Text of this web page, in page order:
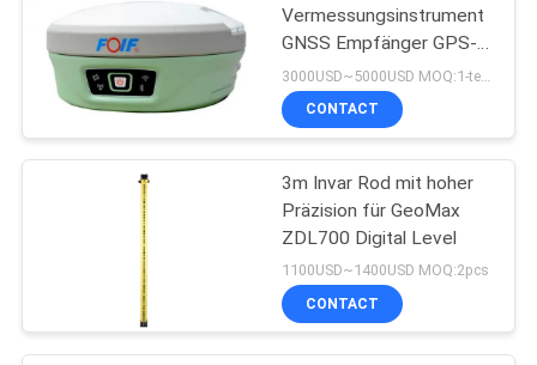
Teleskopisches
Planierenpersonal
53
Vermessungsinstrument
GNSS Empfänger GPS-
Vermessungseinrichtung
mit hoher Leistung
CONTACT
3m Invar Rod mit hoher
Präzision für GeoMax
ZDL700 Digital Level
1100USD~1400USD MOQ:2pcs
CONTACT